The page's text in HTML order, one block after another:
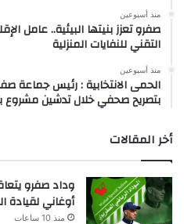
منذ أسبوعين
صفرو تعزز بنيتها البيئية.. عامل
التقني للنفايات المنزلية
منذ أسبوعين
الحمى الانتخابية : رئيس جماعة
بتصريح صحفي خلال تدشين مشروع
أخر المقالات
وداد صفرو
أوغاني لقيادة
منذ 10 ساعات